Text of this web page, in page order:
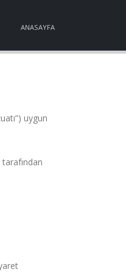
ANASAYFA
uygun